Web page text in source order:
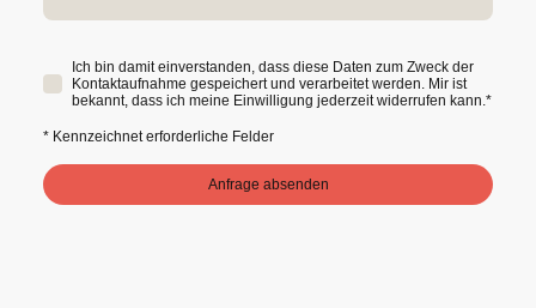
Ich bin damit einverstanden, dass diese Daten zum Zweck der
Kontaktaufnahme gespeichert und verarbeitet werden. Mir ist
bekannt, dass ich meine Einwilligung jederzeit widerrufen kann. *
* Kennzeichnet erforderliche Felder
Anfrage absenden